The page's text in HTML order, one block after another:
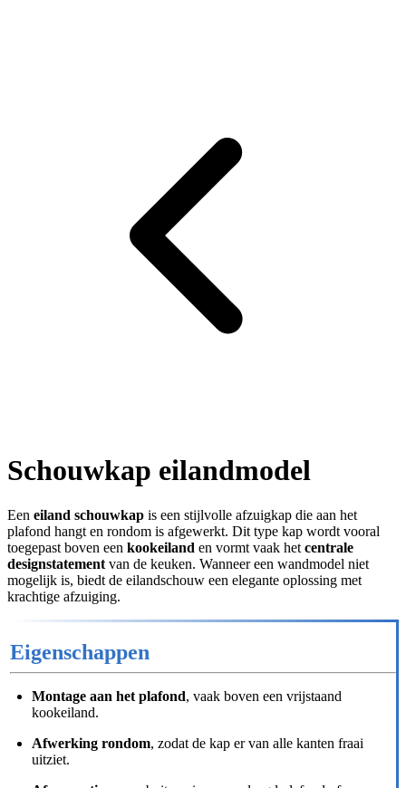
Schouwkap eilandmodel
Een eiland schouwkap is een stijlvolle afzuigkap die aan het
plafond hangt en rondom is afgewerkt. Dit type kap wordt vooral
toegepast boven een kookeiland en vormt vaak het centrale
designstatement van de keuken. Wanneer een wandmodel niet
mogelijk is, biedt de eilandschouw een elegante oplossing met
krachtige afzuiging.
Eigenschappen
Montage aan het plafond, vaak boven een vrijstaand
kookeiland.
Afwerking rondom, zodat de kap er van alle kanten fraai
uitziet.